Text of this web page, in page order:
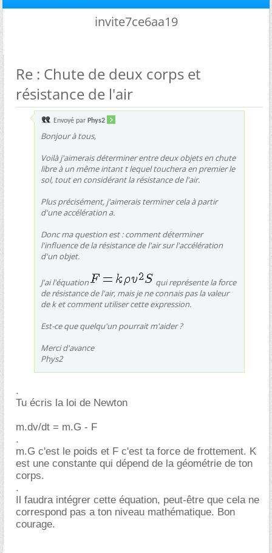
invite7ce6aa19
Re : Chute de deux corps et
résistance de l'air
Envoyé par Phys2
Bonjour à tous,
Voilà j'aimerais déterminer entre deux objets en chute
libre à un même intant t lequel touchera en premier le
sol, tout en considérant la résistance de l'air.
Plus précisément, j'aimerais terminer cela à partir
d'une accélération a.
Donc ma question est : comment déterminer
l'influence de la résistance de l'air sur l'accélération
d'un objet.
J'ai l'équation
qui représente la force
de résistance de l'air, mais je ne connais pas la valeur
de k et comment utiliser cette expression.
Est-ce que quelqu'un pourrait m'aider ?
Merci d'avance
Phys2
.
Tu écris la loi de Newton
m.dv/dt = m.G - F
.
m.G c'est le poids et F c'est ta force de frottement. K
est une constante qui dépend de la géométrie de ton
corps.
.
Il faudra intégrer cette équation, peut-être que cela ne
correspond pas a ton niveau mathématique. Bon
courage.